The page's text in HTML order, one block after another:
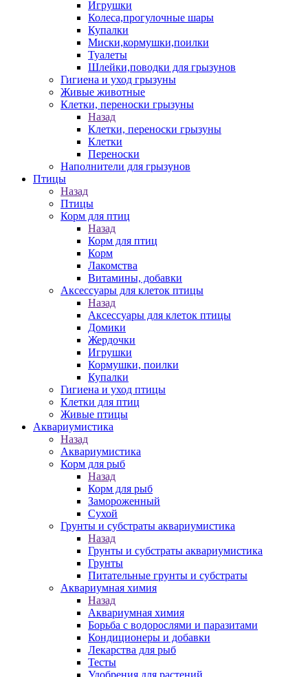
Игрушки
Колеса,прогулочные шары
Купалки
Миски,кормушки,поилки
Туалеты
Шлейки,поводки для грызунов
Гигиена и уход грызуны
Живые животные
Клетки, переноски грызуны
Назад
Клетки, переноски грызуны
Клетки
Переноски
Наполнители для грызунов
Птицы
Назад
Птицы
Корм для птиц
Назад
Корм для птиц
Корм
Лакомства
Витамины, добавки
Аксессуары для клеток птицы
Назад
Аксессуары для клеток птицы
Домики
Жердочки
Игрушки
Кормушки, поилки
Купалки
Гигиена и уход птицы
Клетки для птиц
Живые птицы
Аквариумистика
Назад
Аквариумистика
Корм для рыб
Назад
Корм для рыб
Замороженный
Сухой
Грунты и субстраты аквариумистика
Назад
Грунты и субстраты аквариумистика
Грунты
Питательные грунты и субстраты
Аквариумная химия
Назад
Аквариумная химия
Борьба с водорослями и паразитами
Кондиционеры и добавки
Лекарства для рыб
Тесты
Удобрения для растений